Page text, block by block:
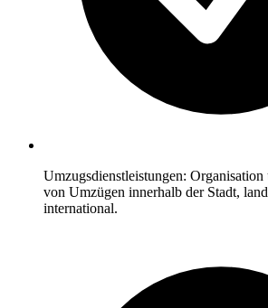
Umzugsdienstleistungen:
von Umzügen innerhalb der Stadt,
international.